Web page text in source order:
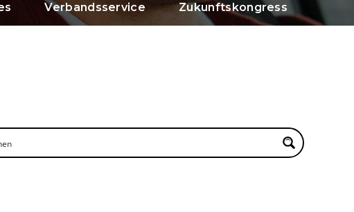
Verbandsservice Zukunftskongress